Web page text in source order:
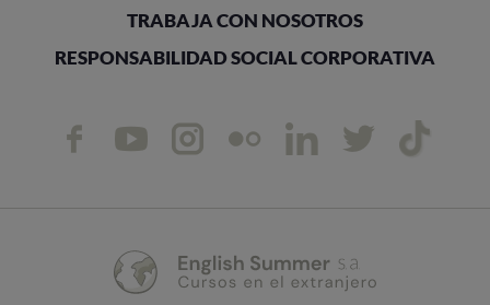
TRABAJA CON NOSOTROS
RESPONSABILIDAD SOCIAL CORPORATIVA